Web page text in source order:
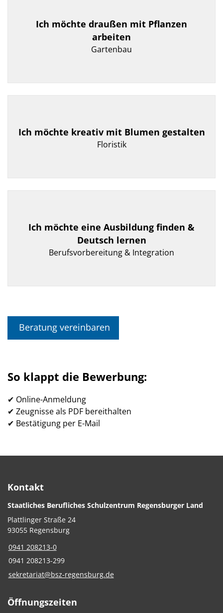
Ich möchte draußen mit Pflanzen
arbeiten
Gartenbau
Ich möchte kreativ mit Blumen gestalten
Floristik
Ich möchte eine Ausbildung finden &
Deutsch lernen
Berufsvorbereitung & Integration
Beratung vereinbaren
So klappt die Bewerbung:
✔ Online-Anmeldung
✔ Zeugnisse als PDF bereithalten
✔ Bestätigung per E-Mail
Kontakt
Staatliches Berufliches Schulzentrum Regensburger Land
Plattlinger Straße 24
93055 Regensburg
0941 208213-0
0941 208213-299
sekretariat@bsz-regensburg.de
Öffnungszeiten